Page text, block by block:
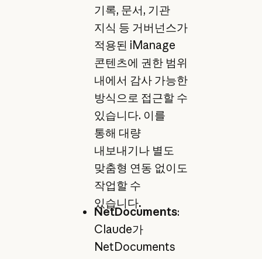
기록, 문서, 기관
지식 등 거버넌스가
적용된 iManage
콘텐츠에 권한 범위
내에서 감사 가능한
방식으로 접근할 수
있습니다. 이를
통해 대량
내보내기나 별도
맞춤형 연동 없이도
작업할 수
있습니다.
NetDocuments:
Claude가
NetDocuments